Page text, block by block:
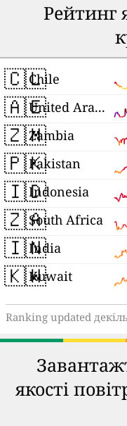
Рейтинг
🇨🇱
Chile
🇦🇪 United Arab Emirates
🇿🇲Zambia
🇵🇰Pakistan
🇮🇩Indonesia
🇿🇦South Africa
🇮🇳
India
🇰🇼Kuwait
Ranking updated
якості